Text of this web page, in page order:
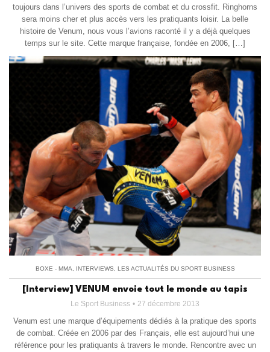
toujours dans l’univers des sports de combat et du crossfit. Ringhorns
sera moins cher et plus accès vers les pratiquants loisir. La belle
histoire de Venum, nous vous l’avions raconté il y a déjà quelques
temps sur le site. Cette marque française, fondée en 2006, […]
BOXE - MMA INTERVIEWS LES ACTUALITÉS DU SPORT BUSINESS
[Interview] VENUM envoie tout le monde au tapis
Le Sport Business 27 décembre 2013
Venum est une marque d’équipements dédiés à la pratique des sports
de combat. Créée en 2006 par des Français, elle est aujourd’hui une
référence pour les pratiquants à travers le monde. Rencontre avec un